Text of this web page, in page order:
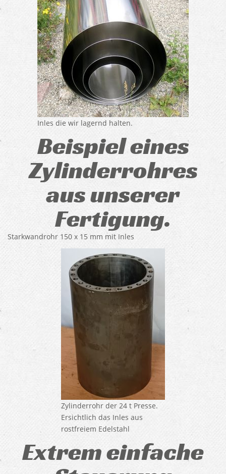
Inles die wir lagernd halten.
Beispiel eines
Zylinderrohres
aus unserer
Fertigung.
Starkwandrohr 150 x 15 mm mit Inles
Zylinderrohr der 24 t Presse.
Ersichtlich das Inles aus
rostfreiem Edelstahl
Extrem einfache